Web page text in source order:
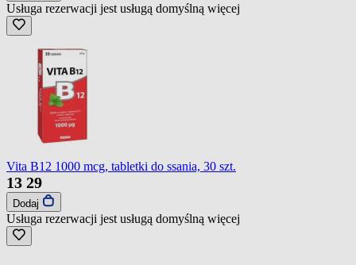
Usługa rezerwacji jest usługą domyślną więcej
Vita B12 1000 mcg, tabletki do ssania, 30 szt.
13 29
Dodaj
Usługa rezerwacji jest usługą domyślną więcej